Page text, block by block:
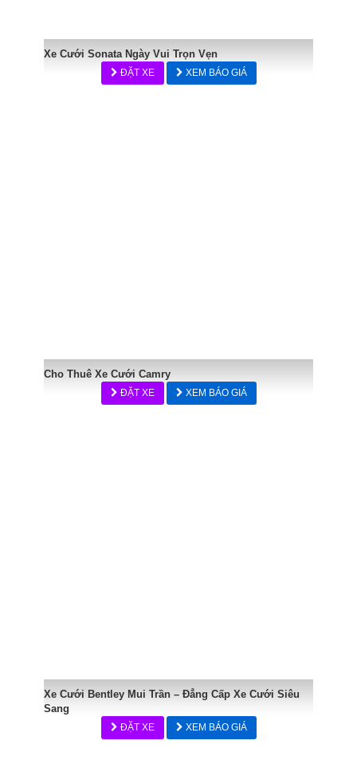
Xe Cưới Sonata Ngày Vui Trọn Vẹn
ĐẶT XE XEM BÁO GIÁ
Cho Thuê Xe Cưới Camry
ĐẶT XE XEM BÁO GIÁ
Xe Cưới Bentley Mui Trần – Đẳng Cấp Xe Cưới Siêu
Sang
ĐẶT XE XEM BÁO GIÁ